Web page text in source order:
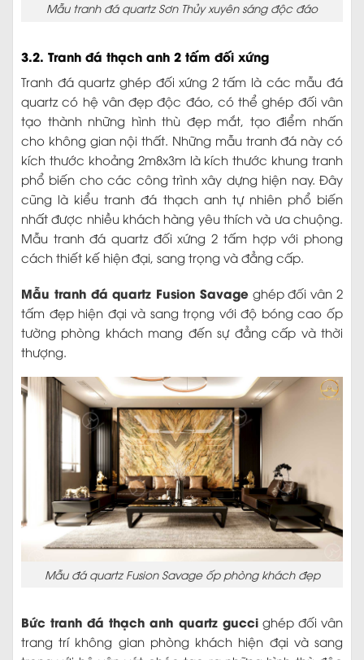
Mẫu tranh đá quartz Sơn Thủy xuyên sáng độc đáo
3.2. Tranh đá thạch anh 2 tấm đối xứng
Tranh đá quartz ghép đối xứng 2 tấm là các mẫu đá
quartz có hệ vân đẹp độc đáo, có thể ghép đối vân
tạo thành những hình thù đẹp mắt, tạo điểm nhấn
cho không gian nội thất. Những mẫu tranh đá này có
kích thước khoảng 2m8x3m là kích thước khung tranh
phổ biến cho các công trình xây dựng hiện nay. Đây
cũng là kiểu tranh đá thạch anh tự nhiên phổ biến
nhất được nhiều khách hàng yêu thích và ưa chuộng.
Mẫu tranh đá quartz đối xứng 2 tấm hợp với phong
cách thiết kế hiện đại, sang trọng và đẳng cấp.
Mẫu tranh đá quartz Fusion Savageghép đối vân 2
tấm đẹp hiện đại và sang trọng với độ bóng cao ốp
tường phòng khách mang đến sự đẳng cấp và thời
thượng.
Mẫu đá quartz Fusion Savage ốp phòng khách đẹp
Bức tranh đá thạch anh quartz guccighép đối vân
trang trí không gian phòng khách hiện đại và sang